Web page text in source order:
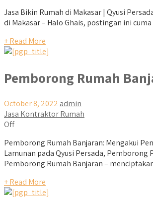
Jasa Bikin Rumah di Makasar | Qyusi
di Makasar – Halo Ghais, postingan ini
+ Read More
Pemborong Rumah
October 8, 2022 admin
Jasa Kontraktor Rumah
Off
Pemborong Rumah Banjaran: Mengakui
Lamunan pada Qyusi Persada, Pemborong
Pemborong Rumah Banjaran –
+ Read More